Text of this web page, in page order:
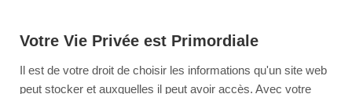
Votre Vie Privée est Primordiale
Il est de votre droit de choisir les informations qu'un site web
peut stocker et auxquelles il peut avoir accès. Avec votre